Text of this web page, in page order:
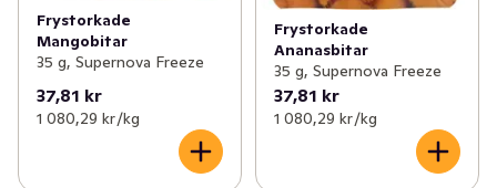
Frystorkade
Mangobitar
35 g, Supernova Freeze
37,81 kr
1 080,29 kr /kg
Frystorkade
Ananasbitar
35 g, Supernova Freeze
37,81 kr
1 080,29 kr /kg